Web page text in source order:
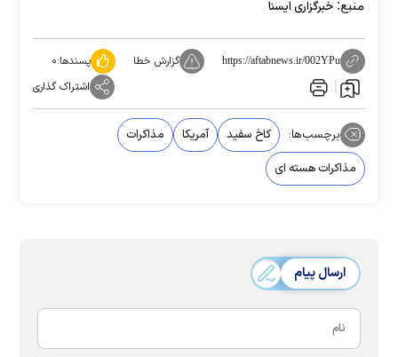
منبع: خبرگزاری ایسنا
https://aftabnews.ir/002YPu گزارش خطا پسندها:۰
اشتراک گذاری
برچسب‌ها: کاخ سفید آمریکا
مذاکرات
مذاکرات هسته ای
ارسال پیام